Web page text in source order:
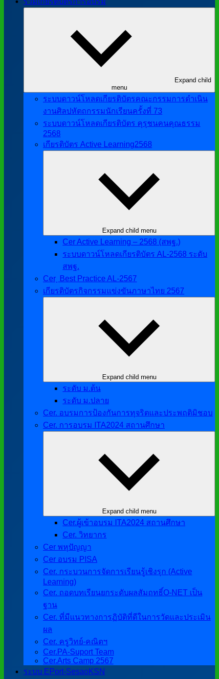
Expand child
menu
ระบบดาวน์โหลดเกียรติบัตรคณะกรรมการดำเนิน
งานศิลปหัตถกรรมนักเรียนครั้งที่ 73
ระบบดาวน์โหลดเกียรติบัตร คุรุชนคนคุณธรรม
2568
เกียรติบัตร Active Learning2568
Expand child menu
Cer Active Learning – 2568 (สพฐ.)
ระบบดาวน์โหลดเกียรติบัตร AL-2568 ระดับ
สพฐ.
Cer ฺ Best Practice AL-2567
เกียรติบัตรกิจกรรมแข่งขันภาษาไทย 2567
Expand child menu
ระดับ ม.ต้น
ระดับ ม.ปลาย
Cer. อบรมการป้องกันการทุจริตและประพฤติมิชอบ
Cer. การอบรม ITA2024 สถานศึกษา
Expand child menu
Cer.ผู้เข้าอบรม ITA2024 สถานศึกษา
Cer. วิทยากร
Cer พหุปัญญา
Cer อบรม PISA
Cer. กระบวนการจัดการเรียนรู้เชิงรุก (Active
Learning)
Cer. ถอดบทเรียนยกระดับผลสัมฤทธิ์O-NET เป็น
ฐาน
Cer. ที่มีแนวทางการฏิบัติที่ดีในการวัดและประเมิน
ผล
Cer. ครูวิทย์-คณิตฯ
Cer.PA-Suport Team
Cer.Arts Camp 2567
ระบบ EPort-SesaoKSN